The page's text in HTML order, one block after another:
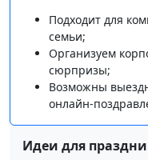
Подходит для
семьи;
Организуем
сюрпризы;
Возможны
Идеи для